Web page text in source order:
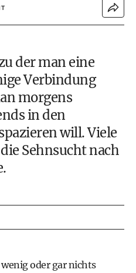
der man eine
Verbindung
morgens
in den
will. Viele
Sehnsucht nach
oder gar nichts